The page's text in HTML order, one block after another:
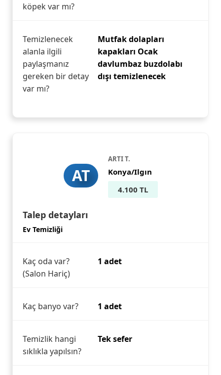
köpek var mı?
Temizlenecek
alanla ilgili
paylaşmanız
gereken bir detay
var mı?
Mutfak dolapları
kapakları Ocak
davlumbaz buzdolabı
dışı temizlenecek
AT
ARTI T.
Konya/Ilgın
4.100 TL
Talep detayları
Ev Temizliği
Kaç oda var?
(Salon Hariç)
1 adet
Kaç banyo var? 1 adet
Temizlik hangi
sıklıkla yapılsın?
Tek sefer